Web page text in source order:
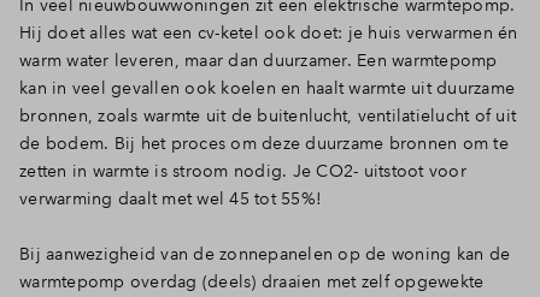
In veel nieuwbouwwoningen zit een elektrische warmtepomp.
Hij doet alles wat een cv-ketel ook doet: je huis verwarmen én
warm water leveren, maar dan duurzamer. Een warmtepomp
kan in veel gevallen ook koelen en haalt warmte uit duurzame
bronnen, zoals warmte uit de buitenlucht, ventilatielucht of uit
de bodem. Bij het proces om deze duurzame bronnen om te
zetten in warmte is stroom nodig. Je CO2- uitstoot voor
verwarming daalt met wel 45 tot 55%!
Bij aanwezigheid van de zonnepanelen op de woning kan de
warmtepomp overdag (deels) draaien met zelf opgewekte